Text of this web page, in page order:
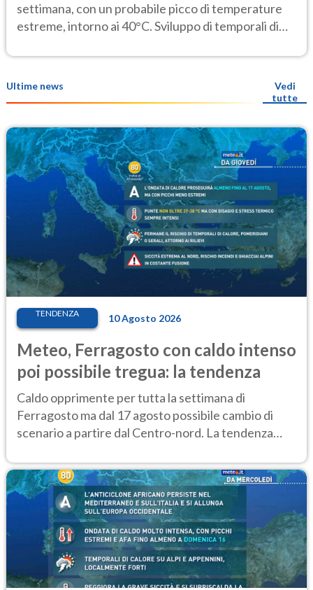
settimana, con un probabile picco di temperature
estreme, intorno ai 40°C. Sviluppo di temporali di
Ultime news
Vedi
tutte
TENDENZA 10 Agosto 2026
Meteo, Ferragosto con caldo intenso
poi possibile tregua: la tendenza
Caldo opprimente per tutta la settimana di
Ferragosto ma dal 17 agosto possibile cambio di
scenario a partire dal Centro-nord. La tendenza